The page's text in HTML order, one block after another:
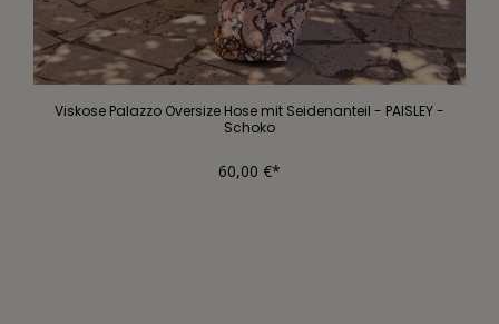
Viskose Palazzo Oversize Hose mit Seidenanteil - PAISLEY -
Schoko
60,00 €*